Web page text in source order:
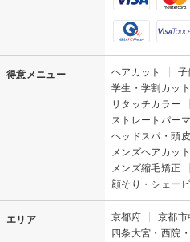
得意メニュー ヘアカット
子
学生・学割カット
リタッチカラー
ストレートパーマ
ヘッドスパ・頭
メンズヘアカット
メンズ縮毛矯正
顔そり・シェー
エリア 京都府
京都市
四条大宮・西院